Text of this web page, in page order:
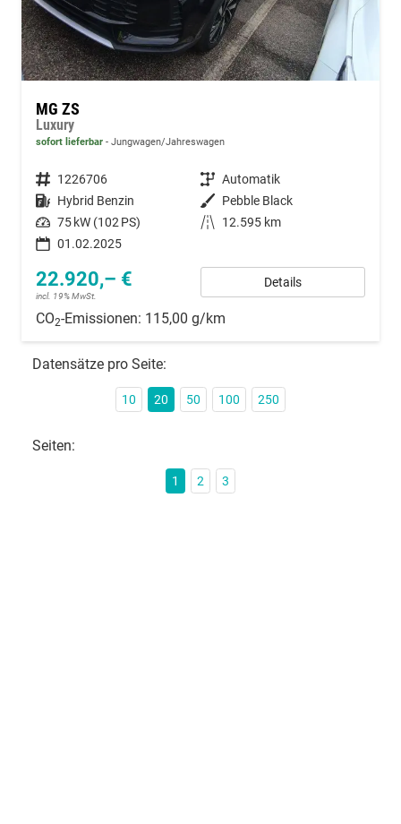
MG ZS
Luxury
sofort lieferbar Jungwagen/Jahreswagen
Fahrzeugnummer 1226706 Getriebe Automatik
Kraftstoff Hybrid Benzin Außenfarbe Pebble Black
Leistung 75 kW (102 PS) Kilometerstand
12.595 km
01.02.2025
22.920,– €
incl. 19% MwSt.
Details
CO2-Emissionen: 115,00 g/km
Datensätze pro Seite:
10 20 50 100 250
Seiten:
1 2 3